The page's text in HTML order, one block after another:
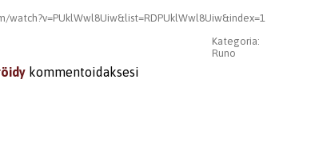
watch?v=PUklWwl8Uiw&list=RDPUklWwl8Uiw&index=1
Kategoria:
Runo
kommentoidaksesi